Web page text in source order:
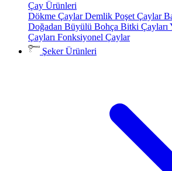
Çay Ürünleri
Dökme ÇaylarDemlik Poşet Çaylar
Doğadan Büyülü Bohça Bitki Çayları
Çayları Fonksiyonel Çaylar
Şeker Ürünleri